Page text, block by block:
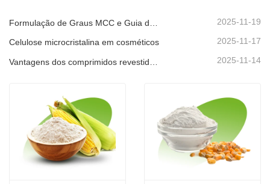
2025-11-19
Celulose microcristalina em cosméticos 2025-11-17
2025-11-14